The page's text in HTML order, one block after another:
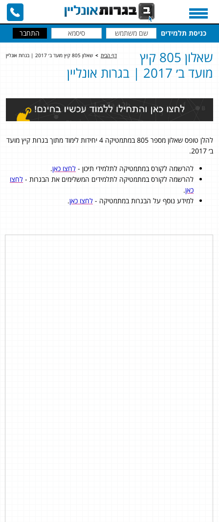
כניסת תלמידים
דף הבית > שאלון 805 קיץ מועד ב׳ 2017 | בגרות אונליין
שאלון 805 קיץ
מועד ב׳ 2017 | בגרות אונליין
להלן טופס שאלון מספר 805 במתמטיקה 4 יחידות לימוד מתוך בגרות קיץ מועד
ב׳ 2017.
להרשמה לקורס במתמטיקה לתלמידי תיכון - לחצו כאן.
להרשמה לקורס במתמטיקה לתלמידים המשלימים את הבגרות - לחצו
כאן.
למידע נוסף על הבגרות במתמטיקה - לחצו כאן.